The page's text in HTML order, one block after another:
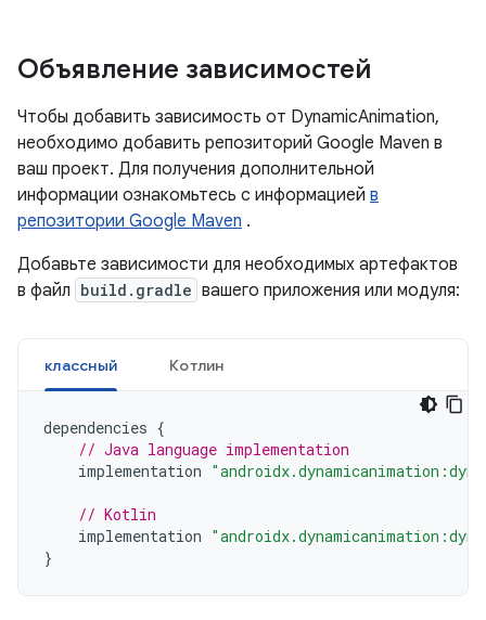
Объявление зависимостей
Чтобы добавить зависимость от DynamicAnimation,
необходимо добавить репозиторий Google Maven в
ваш проект. Для получения дополнительной
информации ознакомьтесь с информацией в
репозитории Google Maven .
Добавьте зависимости для необходимых артефактов
в файл build.gradle вашего приложения или модуля:
классный Котлин
dependencies {
// Java language implementation
implementation
// Kotlin
implementation
}